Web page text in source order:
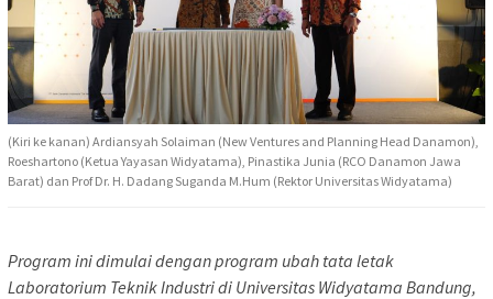
(Kiri ke kanan) Ardiansyah Solaiman (New Ventures and Planning Head Danamon),
Roeshartono (Ketua Yayasan Widyatama), Pinastika Junia (RCO Danamon Jawa
Barat) dan Prof Dr. H. Dadang Suganda M.Hum (Rektor Universitas Widyatama)
Program ini dimulai dengan program ubah tata letak
Laboratorium Teknik Industri di Universitas Widyatama Bandung,